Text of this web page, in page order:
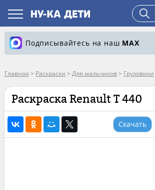
Подписывайтесь на наш MAX
Главная > Раскраски > Для мальчиков> Грузовики
Раскраска Renault T 440
Скачать